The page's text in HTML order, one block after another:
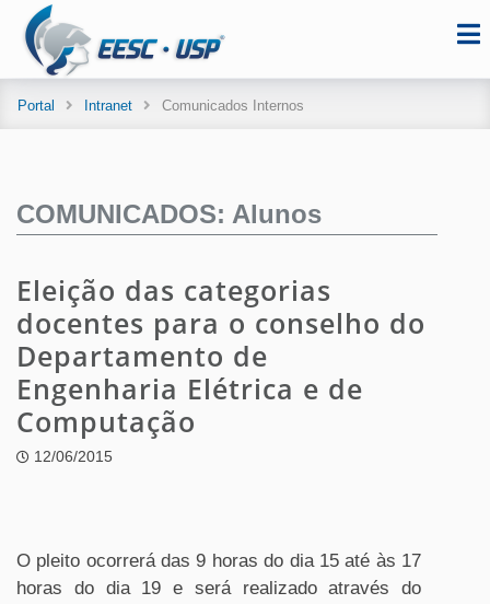
Portal Intranet Comunicados Internos
COMUNICADOS: Alunos
Eleição das categorias
docentes para o conselho do
Departamento de
Engenharia Elétrica e de
Computação
12/06/2015
O pleito ocorrerá das 9 horas do dia 15 até às 17
horas do dia 19 e será realizado através do